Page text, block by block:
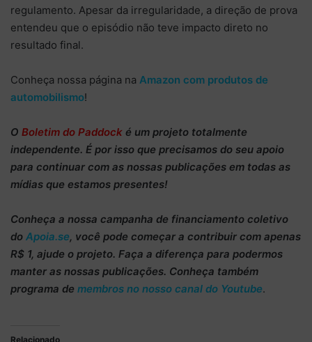
regulamento. Apesar da irregularidade, a direção de prova
entendeu que o episódio não teve impacto direto no
resultado final.
Conheça nossa página na Amazon com produtos de
automobilismo!
O Boletim do Paddock é um projeto totalmente
independente. É por isso que precisamos do seu apoio
para continuar com as nossas publicações em todas as
mídias que estamos presentes!
Conheça a nossa campanha de financiamento coletivo
do Apoia.se, você pode começar a contribuir com apenas
R$ 1, ajude o projeto. Faça a diferença para podermos
manter as nossas publicações. Conheça também
programa de membros no nosso canal do Youtube.
Relacionado